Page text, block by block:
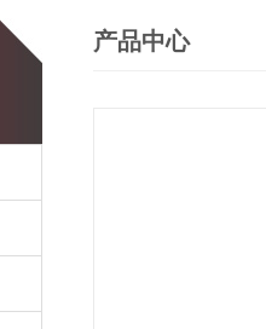
产品中心